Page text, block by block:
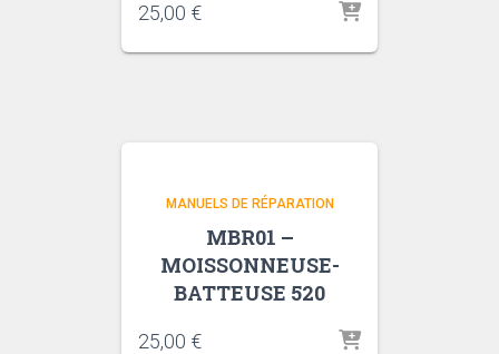
25,00 €
MANUELS DE RÉPARATION
MBR01 –
MOISSONNEUSE-
BATTEUSE 520
25,00 €